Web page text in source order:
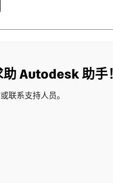
Autodesk 助手！
联系支持人员。